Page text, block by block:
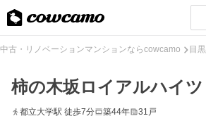
中古・リノベーションマンションならcowcamo 目
柿の木坂ロイアルハイツ
都立大学駅 徒歩7分 築44年 31戸